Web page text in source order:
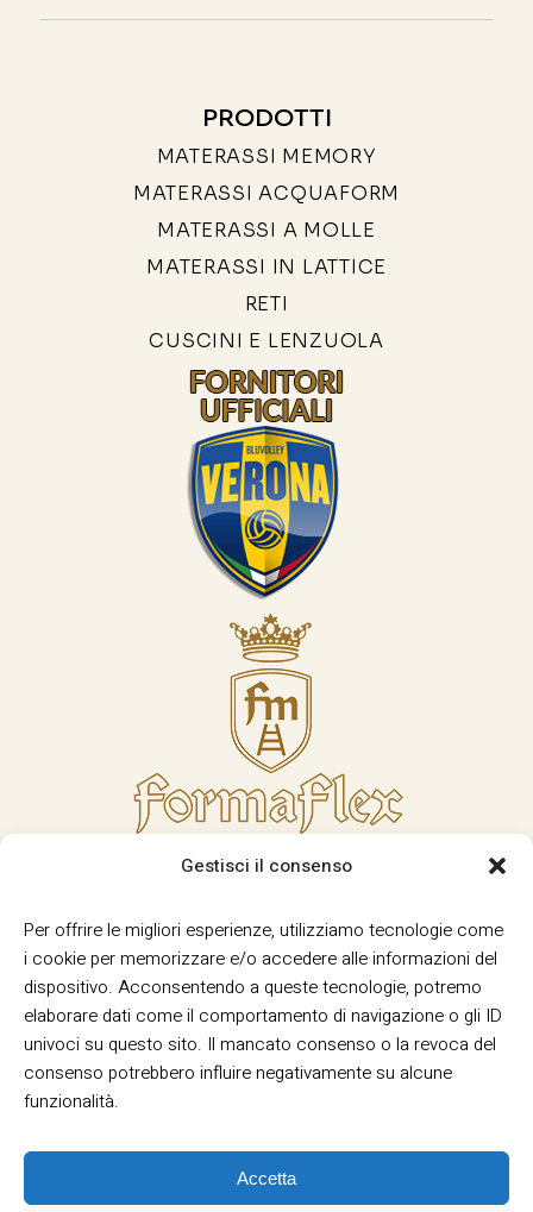
Gestisci il consenso
Per offrire le migliori esperienze, utilizziamo tecnologie come
i cookie per memorizzare e/o accedere alle informazioni del
dispositivo. Acconsentendo a queste tecnologie, potremo
elaborare dati come il comportamento di navigazione o gli ID
univoci su questo sito. Il mancato consenso o la revoca del
consenso potrebbero influire negativamente su alcune
funzionalità.
Accetta
PRODOTTI
MATERASSI MEMORY
MATERASSI ACQUAFORM
MATERASSI A MOLLE
MATERASSI IN LATTICE
RETI
CUSCINI E LENZUOLA